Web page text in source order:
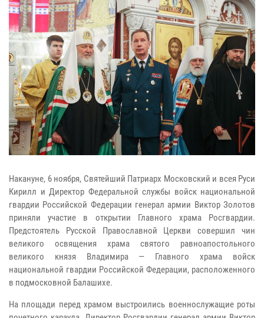
Накануне, 6 ноября, Святейший Патриарх Московский и всея Руси
Кирилл и Директор Федеральной службы войск национальной
гвардии Российской Федерации генерал армии Виктор Золотов
приняли участие в открытии Главного храма Росгвардии.
Предстоятель Русской Православной Церкви совершил чин
великого освящения храма святого равноапостольного
великого князя Владимира — Главного храма войск
национальной гвардии Российской Федерации, расположенного
в подмосковной Балашихе.
На площади перед храмом выстроились военнослужащие роты